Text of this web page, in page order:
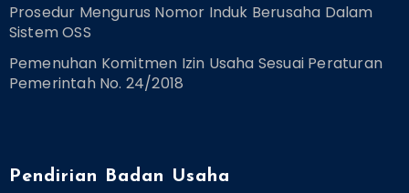
Prosedur Mengurus Nomor Induk Berusaha Dalam
Sistem OSS
Pemenuhan Komitmen Izin Usaha Sesuai Peraturan
Pemerintah No. 24/2018
Pendirian Badan Usaha